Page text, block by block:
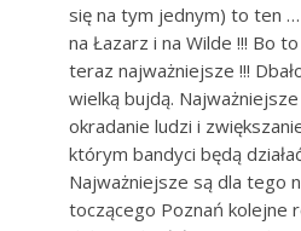
się na tym jednym) to ten
na Łazarz i na Wilde !!! Bo
teraz najważniejsze !!!
wielką bujdą.
okradanie ludzi i
którym bandyci będą
Najważniejsze są dla tego
toczącego Poznań kolejne